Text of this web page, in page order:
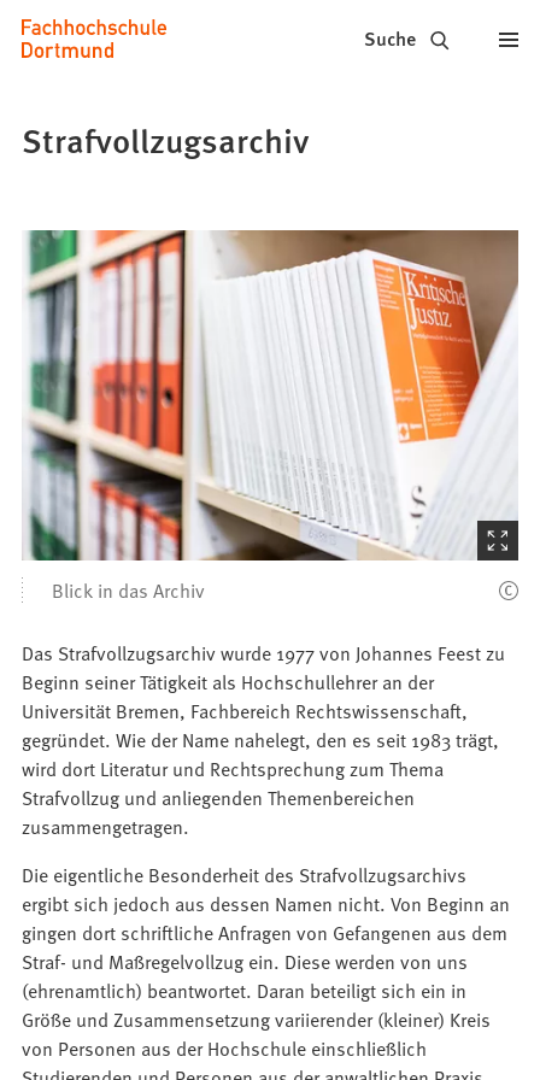
Inhalt anspringen
Fachhochschule
Dortmund
Studium,
Bewerbung
Suche
Strafvollzugsarchiv
(Startet
den
Blick in das Archiv
Das Strafvollzugsarchiv wurde 1977 von Johannes Feest zu
Beginn seiner Tätigkeit als Hochschullehrer an der
Universität Bremen, Fachbereich Rechtswissenschaft,
gegründet. Wie der Name nahelegt, den es seit 1983 trägt,
wird dort Literatur und Rechtsprechung zum Thema
Strafvollzug und anliegenden Themenbereichen
zusammengetragen.
Die eigentliche Besonderheit des Strafvollzugsarchivs
ergibt sich jedoch aus dessen Namen nicht. Von Beginn an
gingen dort schriftliche Anfragen von Gefangenen aus dem
Straf- und Maßregelvollzug ein. Diese werden von uns
(ehrenamtlich) beantwortet. Daran beteiligt sich ein in
Größe und Zusammensetzung variierender (kleiner) Kreis
von Personen aus der Hochschule einschließlich